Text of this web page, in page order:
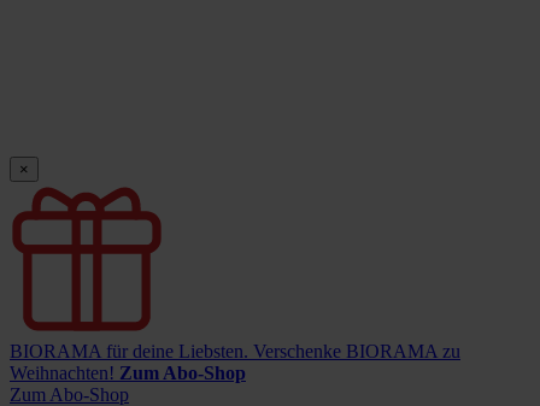
×
BIORAMA für deine Liebsten. Verschenke BIORAMA zu
Weihnachten! Zum Abo-Shop
Zum Abo-Shop